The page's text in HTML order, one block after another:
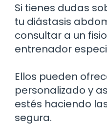
Si tienes dudas
tu diástasis
consultar a un
entrenador
Ellos pueden
personalizado y
estés haciendo
segura.